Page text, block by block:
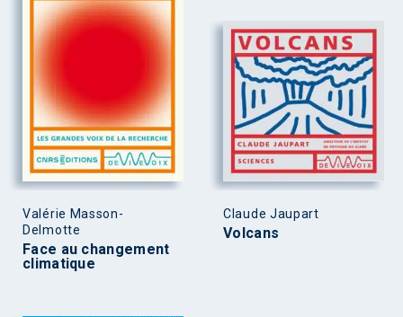
Valérie Masson-
Delmotte
Face au changement
climatique
Claude Jaupart
Volcans